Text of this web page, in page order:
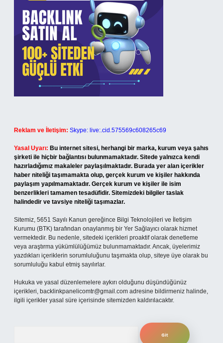
Reklam ve İletişim: Skype: live:.cid.575569c608265c69
Yasal Uyarı: Bu internet sitesi, herhangi bir marka, kurum veya şahıs
şirketi ile hiçbir bağlantısı bulunmamaktadır. Sitede yalnızca kendi
hazırladığımız makaleler paylaşılmaktadır. Burada yer alan içerikler
haber niteliği taşımamakta olup, gerçek kurum ve kişiler hakkında
paylaşım yapılmamaktadır. Gerçek kurum ve kişiler ile isim
benzerlikleri tamamen tesadüfidir. Sitemizdeki bilgiler taslak
halindedir ve tavsiye niteliği taşımazlar.
Sitemiz, 5651 Sayılı Kanun gereğince Bilgi Teknolojileri ve İletişim
Kurumu (BTK) tarafından onaylanmış bir Yer Sağlayıcı olarak hizmet
vermektedir. Bu nedenle, sitedeki içerikleri proaktif olarak denetleme
veya araştırma yükümlülüğümüz bulunmamaktadır. Ancak, üyelerimiz
yazdıkları içeriklerin sorumluluğunu taşımakta olup, siteye üye olarak bu
sorumluluğu kabul etmiş sayılırlar.
Hukuka ve yasal düzenlemelere aykırı olduğunu düşündüğünüz
içerikleri, backlinkpanelicomtr@gmail.com adresine bildirmeniz halinde,
ilgili içerikler yasal süre içerisinde sitemizden kaldırılacaktır.